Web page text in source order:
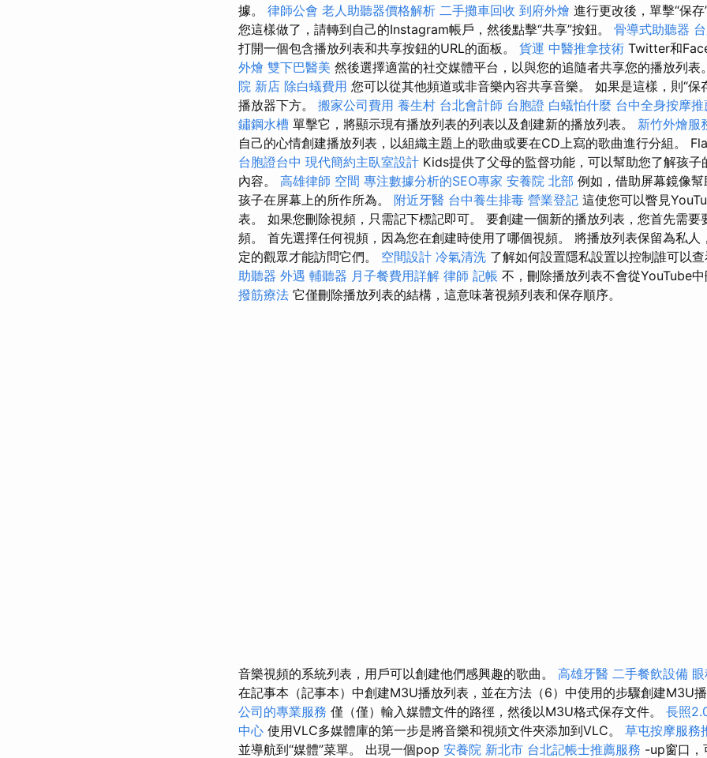
據。 律師公會 老人助聽器價格解析 二手攤車回收 到府外燴 進行更改後，單擊“保
您這樣做了，請轉到自己的Instagram帳戶，然後點擊“共享”按鈕。 骨導式助聽器
打開一個包含播放列表和共享按鈕的URL的面板。 貨運 中醫推拿技術 Twitter和
外燴 雙下巴醫美 然後選擇適當的社交媒體平台，以與您的追隨者共享您的播放列表
院 新店 除白蟻費用 您可以從其他頻道或非音樂內容共享音樂。 如果是這樣，則“保
播放器下方。 搬家公司費用 養生村 台北會計師 台胞證 白蟻怕什麼 台中全身按摩推
鏽鋼水槽 單擊它，將顯示現有播放列表的列表以及創建新的播放列表。 新竹外燴服
自己的心情創建播放列表，以組織主題上的歌曲或要在CD上寫的歌曲進行分組。
台胞證台中 現代簡約主臥室設計 Kids提供了父母的監督功能，可以幫助您了解孩子
內容。 高雄律師 空間 專注數據分析的SEO專家 安養院 北部 例如，借助屏幕鏡像
孩子在屏幕上的所作所為。 附近牙醫 台中養生排毒 營業登記 這使您可以瞥見
表。 如果您刪除視頻，只需記下標記即可。 要創建一個新的播放列表，您首先需要
頻。 首先選擇任何視頻，因為您在創建時使用了哪個視頻。 將播放列表保留為私人
定的觀眾才能訪問它們。 空間設計 冷氣清洗 了解如何設置隱私設置以控制誰可以查
助聽器 外遇 輔聽器 月子餐費用詳解 律師 記帳 不，刪除播放列表不會從YouTube中
撥筋療法 它僅刪除播放列表的結構，這意味著視頻列表和保存順序。
音樂視頻的系統列表，用戶可以創建他們感興趣的歌曲。 高雄牙醫 二手餐飲設備
在記事本（記事本）中創建M3U播放列表，並在方法（6）中使用的步驟創建M3U播
公司的專業服務 僅（僅）輸入媒體文件的路徑，然後以M3U格式保存文件。 長照
中心 使用VLC多媒體庫的第一步是將音樂和視頻文件夾添加到VLC。 草屯按摩服務
並導航到“媒體”菜單。 出現一個pop 安養院 新北市 台北記帳士推薦服務 -up窗口，